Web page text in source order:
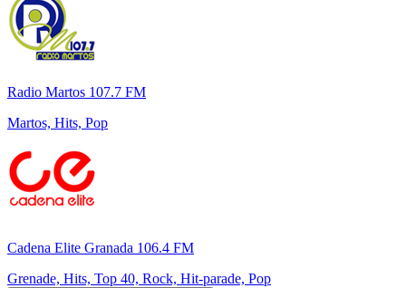
Radio Martos 107.7 FM
Martos, Hits, Pop
Cadena Elite Granada 106.4 FM
Grenade, Hits, Top 40, Rock, Hit-parade, Pop